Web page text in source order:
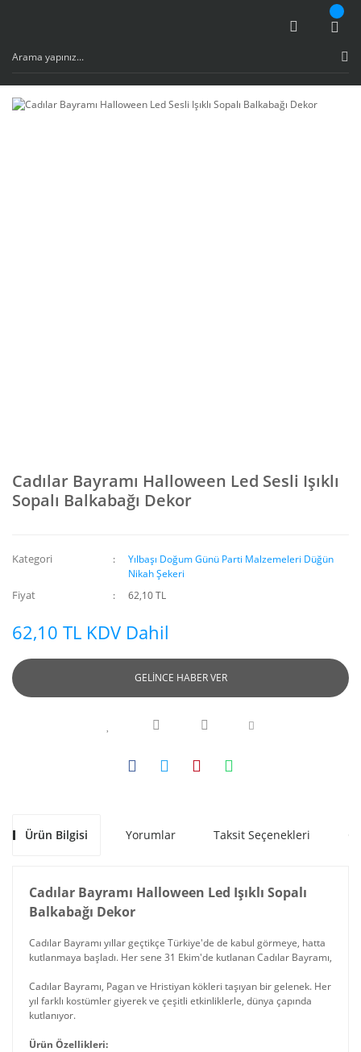
Cadılar Bayramı Halloween Led Sesli Işıklı
Sopalı Balkabağı Dekor
Kategori
Yılbaşı Doğum Günü Parti Malzemeleri Düğün
Nikah Şekeri
Fiyat 62,10 TL
62,10 TL KDV Dahil
GELİNCE HABER VER
Ürün Bilgisi Yorumlar Taksit Seçenekleri
Cadılar Bayramı Halloween Led Işıklı Sopalı
Balkabağı Dekor
Cadılar Bayramı yıllar geçtikçe Türkiye'de de kabul görmeye, hatta
kutlanmaya başladı. Her sene 31 Ekim'de kutlanan Cadılar Bayramı,
Cadılar Bayramı, Pagan ve Hristiyan kökleri taşıyan bir gelenek. Her
yıl farklı kostümler giyerek ve çeşitli etkinliklerle, dünya çapında
kutlanıyor.
Ürün Özellikleri: